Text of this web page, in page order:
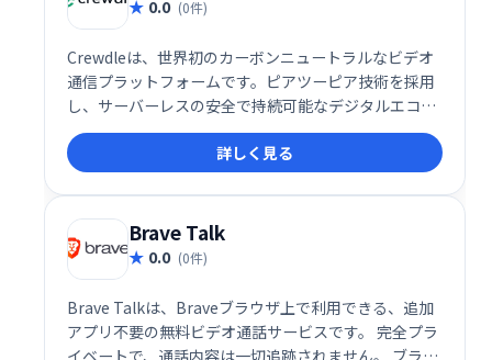
0.0 (0件)
Crewdleは、世界初のカーボンニュートラルなビデオ
通信プラットフォームです。ピアツーピア技術を採用
し、サーバーレスの安全で持続可能なデジタルエコシ
ステムを実現しました。従来のビデオ会議システムと
は異なり、環境への負荷を最小限に抑えながら、高品
質なコミュニケーションを提供します。一度の会話で
地球に貢献できる、革新的なソリューションです。
詳しく見る
Brave Talk
0.0 (0件)
Brave Talkは、Braveブラウザ上で利用できる、追加
アプリ不要の無料ビデオ通話サービスです。 完全プラ